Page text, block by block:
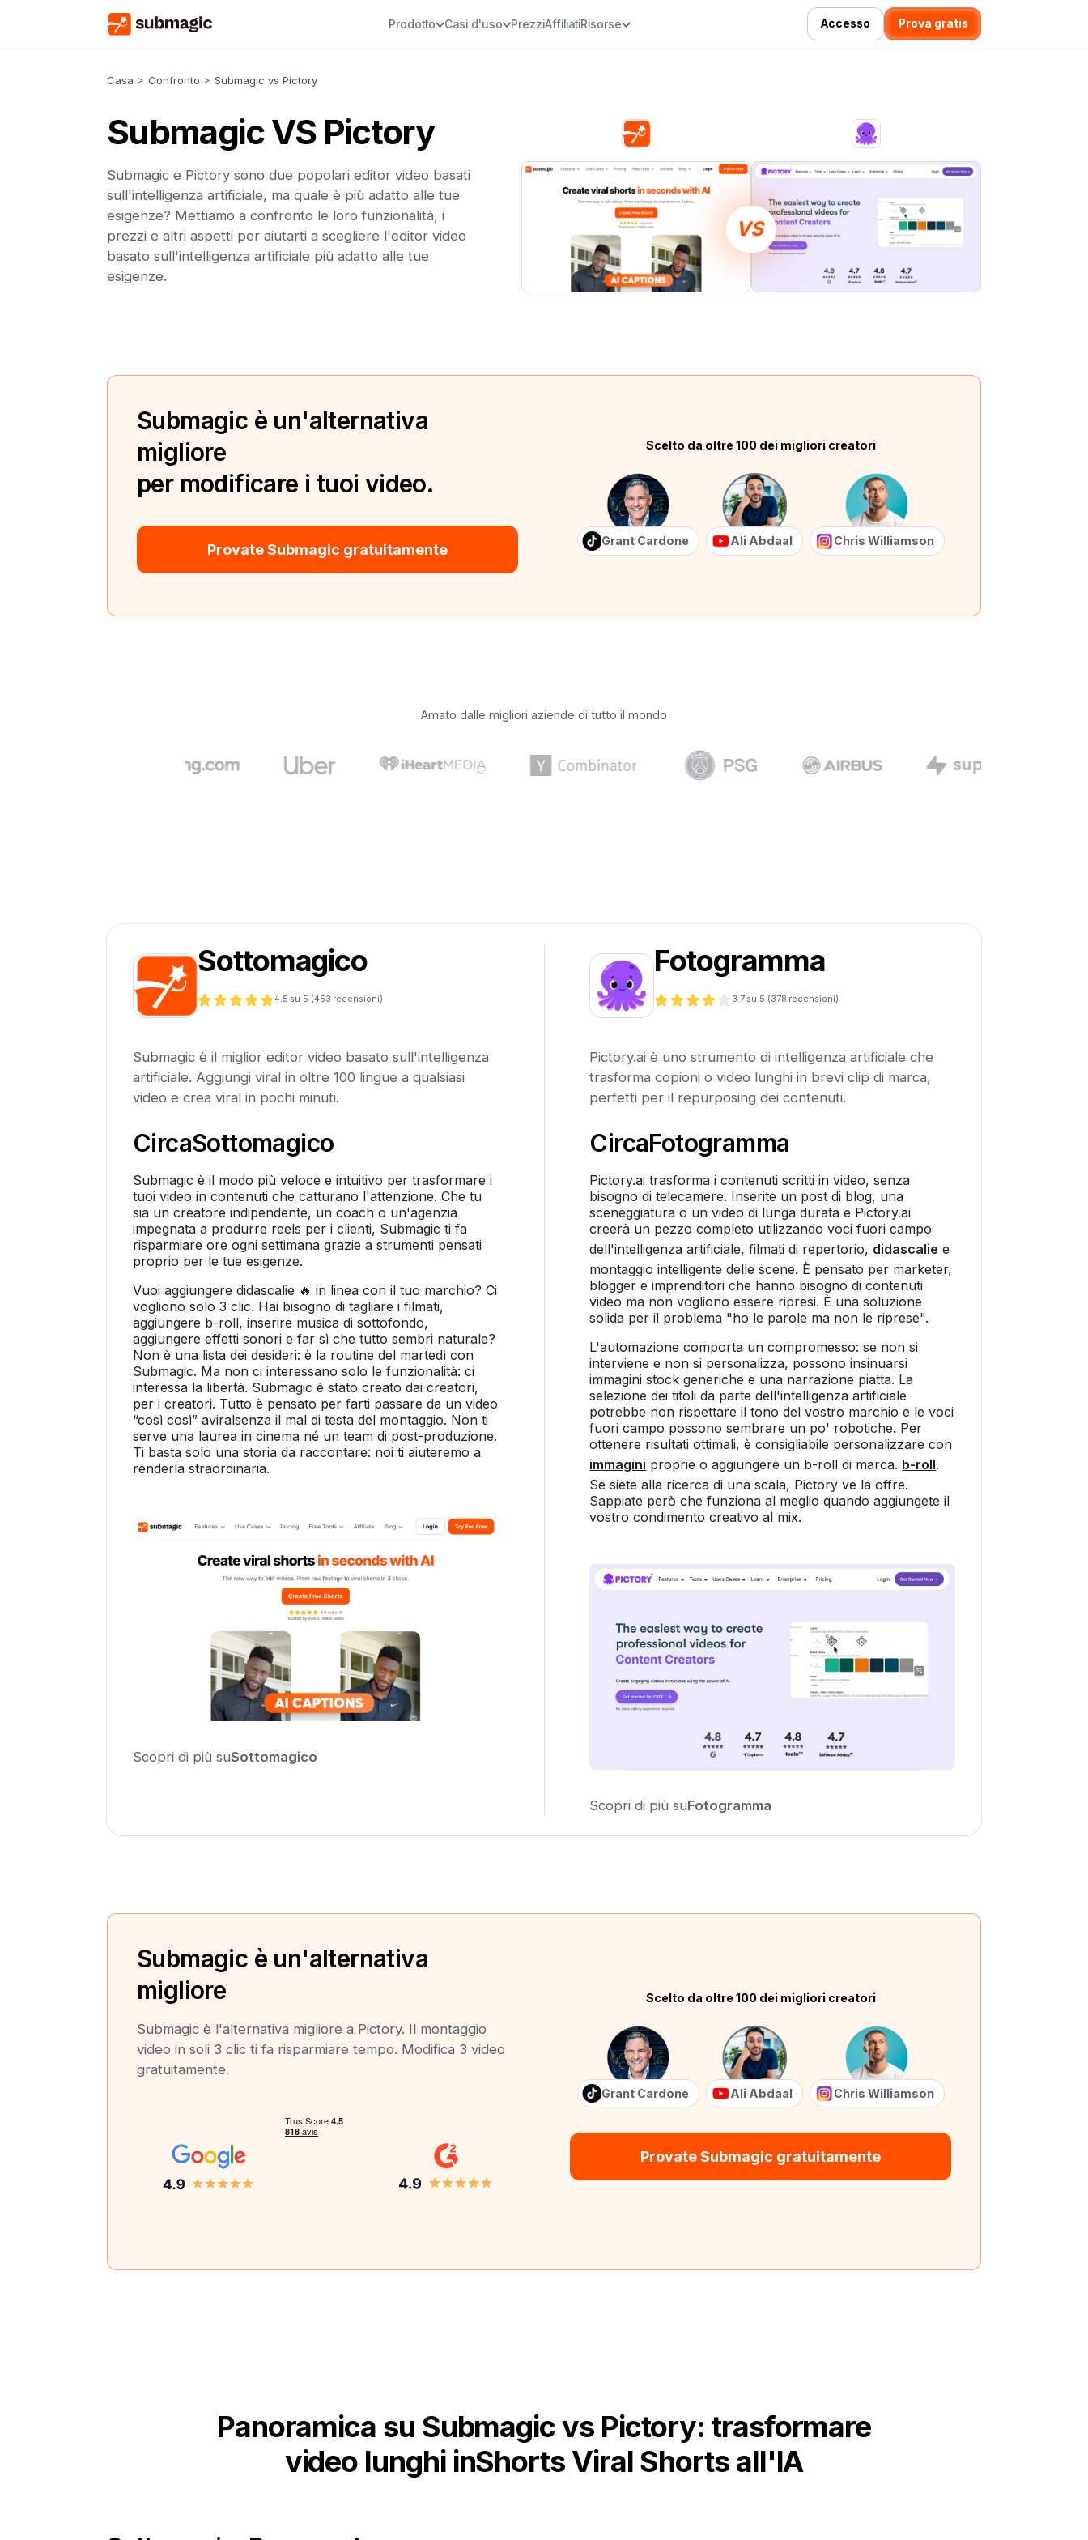
Prodotto Casi d'uso PrezziAffiliatiRisorse Accesso Prova gratis
Casa > Confronto > Submagic vs Pictory
Submagic VS Pictory
Submagic e Pictory sono due popolari editor video basati
sull'intelligenza artificiale, ma quale è più adatto alle tue
esigenze? Mettiamo a confronto le loro funzionalità, i
prezzi e altri aspetti per aiutarti a scegliere l'editor video
basato sull'intelligenza artificiale più adatto alle tue
esigenze.
VS
Submagic è un'alternativa
migliore
per modificare i tuoi video.
Provate Submagic gratuitamente
Scelto da oltre 100 dei migliori creatori
Grant Cardone Ali Abdaal Chris Williamson
Amato dalle migliori aziende di tutto il mondo
Sottomagico
4.5 su 5 (453 recensioni)
Submagic è il miglior editor video basato sull'intelligenza
artificiale. Aggiungi viral in oltre 100 lingue a qualsiasi
video e crea viral in pochi minuti.
CircaSottomagico
Submagic è il modo più veloce e intuitivo per trasformare i
tuoi video in contenuti che catturano l'attenzione. Che tu
sia un creatore indipendente, un coach o un'agenzia
impegnata a produrre reels per i clienti, Submagic ti fa
risparmiare ore ogni settimana grazie a strumenti pensati
proprio per le tue esigenze.
Vuoi aggiungere didascalie 🔥 in linea con il tuo marchio? Ci
vogliono solo 3 clic. Hai bisogno di tagliare i filmati,
aggiungere b-roll, inserire musica di sottofondo,
aggiungere effetti sonori e far sì che tutto sembri naturale?
Non è una lista dei desideri: è la routine del martedì con
Submagic. Ma non ci interessano solo le funzionalità: ci
interessa la libertà. Submagic è stato creato dai creatori,
per i creatori. Tutto è pensato per farti passare da un video
“così così” aviralsenza il mal di testa del montaggio. Non ti
serve una laurea in cinema né un team di post-produzione.
Ti basta solo una storia da raccontare: noi ti aiuteremo a
renderla straordinaria.
Scopri di più suSottomagico
Fotogramma
3.7 su 5 (378 recensioni)
Pictory.ai è uno strumento di intelligenza artificiale che
trasforma copioni o video lunghi in brevi clip di marca,
perfetti per il repurposing dei contenuti.
CircaFotogramma
Pictory.ai trasforma i contenuti scritti in video, senza
bisogno di telecamere. Inserite un post di blog, una
sceneggiatura o un video di lunga durata e Pictory.ai
creerà un pezzo completo utilizzando voci fuori campo
dell'intelligenza artificiale, filmati di repertorio, didascalie e
montaggio intelligente delle scene. È pensato per marketer,
blogger e imprenditori che hanno bisogno di contenuti
video ma non vogliono essere ripresi. È una soluzione
solida per il problema "ho le parole ma non le riprese".
L'automazione comporta un compromesso: se non si
interviene e non si personalizza, possono insinuarsi
immagini stock generiche e una narrazione piatta. La
selezione dei titoli da parte dell'intelligenza artificiale
potrebbe non rispettare il tono del vostro marchio e le voci
fuori campo possono sembrare un po' robotiche. Per
ottenere risultati ottimali, è consigliabile personalizzare con
immagini proprie o aggiungere un b-roll di marca. b-roll.
Se siete alla ricerca di una scala, Pictory ve la offre.
Sappiate però che funziona al meglio quando aggiungete il
vostro condimento creativo al mix.
Scopri di più suFotogramma
Submagic è un'alternativa
migliore
Submagic è l'alternativa migliore a Pictory. Il montaggio
video in soli 3 clic ti fa risparmiare tempo. Modifica 3 video
gratuitamente.
Scelto da oltre 100 dei migliori creatori
Grant Cardone Ali Abdaal Chris Williamson
Provate Submagic gratuitamente
Panoramica su Submagic vs Pictory: trasformare
video lunghi inShorts Viral Shorts all'IA